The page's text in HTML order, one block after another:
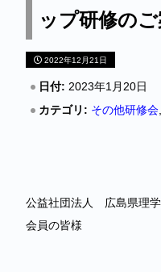
ップ研修の
2022年12月21日
日付: 2023年1月20日
カテゴリ: その他研修会
公益社団法人 広島県理
会員の皆様